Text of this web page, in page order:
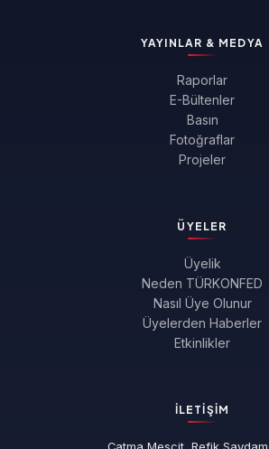
YAYINLAR & MEDYA
Raporlar
E-Bültenler
Basın
Fotoğraflar
Projeler
ÜYELER
Üyelik
Neden TÜRKONFED
Nasıl Üye Olunur
Üyelerden Haberler
Etkinlikler
İLETIŞIM
Çatma Mescit, Refik Saydam